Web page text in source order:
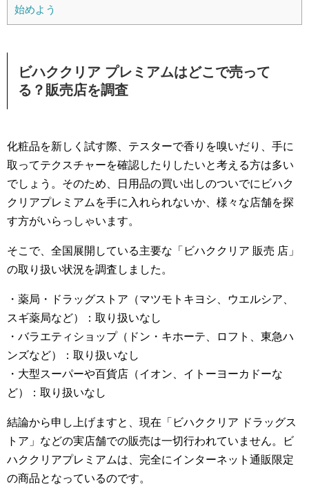
始めよう
ビハククリア プレミアムはどこで売って
る？販売店を調査
化粧品を新しく試す際、テスターで香りを嗅いだり、手に
取ってテクスチャーを確認したりしたいと考える方は多い
でしょう。そのため、日用品の買い出しのついでにビハク
クリアプレミアムを手に入れられないか、様々な店舗を探
す方がいらっしゃいます。
そこで、全国展開している主要な「ビハククリア 販売 店」
の取り扱い状況を調査しました。
・薬局・ドラッグストア（マツモトキヨシ、ウエルシア、
スギ薬局など）：取り扱いなし
・バラエティショップ（ドン・キホーテ、ロフト、東急ハ
ンズなど）：取り扱いなし
・大型スーパーや百貨店（イオン、イトーヨーカドーな
ど）：取り扱いなし
結論から申し上げますと、現在「ビハククリア ドラッグス
トア」などの実店舗での販売は一切行われていません。ビ
ハククリアプレミアムは、完全にインターネット通販限定
の商品となっているのです。